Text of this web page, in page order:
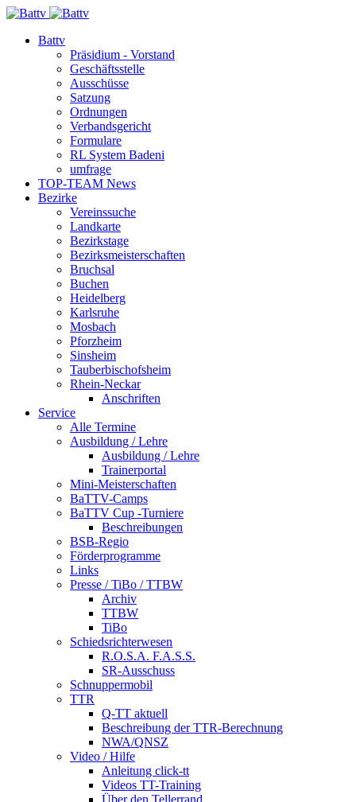
Battv
Präsidium - Vorstand
Geschäftsstelle
Ausschüsse
Satzung
Ordnungen
Verbandsgericht
Formulare
RL System Badeni
umfrage
TOP-TEAM News
Bezirke
Vereinssuche
Landkarte
Bezirkstage
Bezirksmeisterschaften
Bruchsal
Buchen
Heidelberg
Karlsruhe
Mosbach
Pforzheim
Sinsheim
Tauberbischofsheim
Rhein-Neckar
Anschriften
Service
Alle Termine
Ausbildung / Lehre
Ausbildung / Lehre
Trainerportal
Mini-Meisterschaften
BaTTV-Camps
BaTTV Cup -Turniere
Beschreibungen
BSB-Regio
Förderprogramme
Links
Presse / TiBo / TTBW
Archiv
TTBW
TiBo
Schiedsrichterwesen
R.O.S.A. F.A.S.S.
SR-Ausschuss
Schnuppermobil
TTR
Q-TT aktuell
Beschreibung der TTR-Berechnung
NWA/QNSZ
Video / Hilfe
Anleitung click-tt
Videos TT-Training
Über den Tellerrand